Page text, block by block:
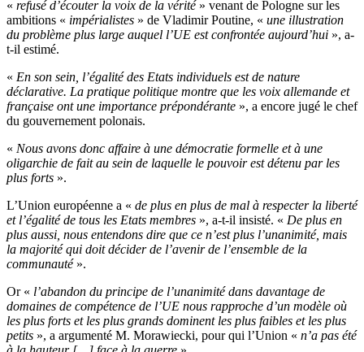
« refusé d’écouter la voix de la vérité » venant de Pologne sur les
ambitions « impérialistes » de Vladimir Poutine, « une illustration
du problème plus large auquel l’UE est confrontée aujourd’hui », a-
t-il estimé.
« En son sein, l’égalité des Etats individuels est de nature
déclarative. La pratique politique montre que les voix allemande et
française ont une importance prépondérante », a encore jugé le chef
du gouvernement polonais.
« Nous avons donc affaire à une démocratie formelle et à une
oligarchie de fait au sein de laquelle le pouvoir est détenu par les
plus forts ».
L’Union européenne a « de plus en plus de mal à respecter la liberté
et l’égalité de tous les Etats membres », a-t-il insisté. « De plus en
plus aussi, nous entendons dire que ce n’est plus l’unanimité, mais
la majorité qui doit décider de l’avenir de l’ensemble de la
communauté ».
Or « l’abandon du principe de l’unanimité dans davantage de
domaines de compétence de l’UE nous rapproche d’un modèle où
les plus forts et les plus grands dominent les plus faibles et les plus
petits », a argumenté M. Morawiecki, pour qui l’Union « n’a pas été